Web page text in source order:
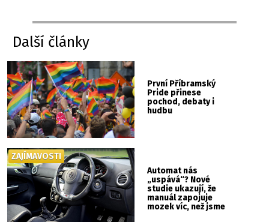
Další články
První Příbramský
Pride přinese
pochod, debaty i
hudbu
Automat nás
„uspává“? Nové
studie ukazují, že
manuál zapojuje
mozek víc, než jsme
ZAJÍMAVOSTI